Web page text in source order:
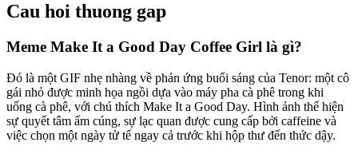
Cau hoi thuong gap
Meme Make It a Good Day Coffee Girl là gì?
Đó là một GIF nhẹ nhàng về phản ứng buổi sáng của Tenor: một cô
gái nhỏ được minh họa ngồi dựa vào máy pha cà phê trong khi
uống cà phê, với chú thích Make It a Good Day. Hình ảnh thể hiện
sự quyết tâm ấm cúng, sự lạc quan được cung cấp bởi caffeine và
việc chọn một ngày tử tế ngay cả trước khi hộp thư đến thức dậy.